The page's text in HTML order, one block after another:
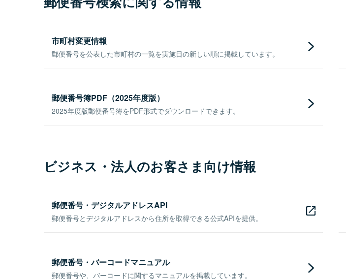
市町村変更情報
郵便番号を公表した市町村の一覧を実施日の新しい順に掲載しています。
郵便番号簿PDF（2025年度版）
2025年度版郵便番号簿をPDF形式でダウンロードできます。
ビジネス・法人のお客さま向け情報
郵便番号・デジタルアドレスAPI
郵便番号とデジタルアドレスから住所を取得できる公式APIを提供。
郵便番号・バーコードマニュアル
郵便番号や、バーコードに関するマニュアルを掲載しています。